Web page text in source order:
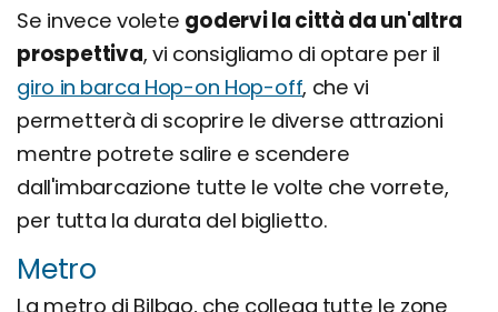
Se invece volete godervi la città da un'altra
prospettiva, vi consigliamo di optare per il
giro in barca Hop-on Hop-off, che vi
permetterà di scoprire le diverse attrazioni
mentre potrete salire e scendere
dall'imbarcazione tutte le volte che vorrete,
per tutta la durata del biglietto.
Metro
La metro di Bilbao, che collega tutte le zone